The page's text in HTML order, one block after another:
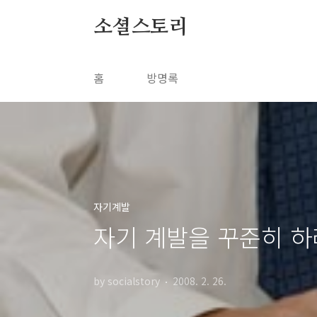
소셜스토리
홈 방명록
자기계발
자기 계발을 꾸준히
by socialstory 2008. 2. 26.